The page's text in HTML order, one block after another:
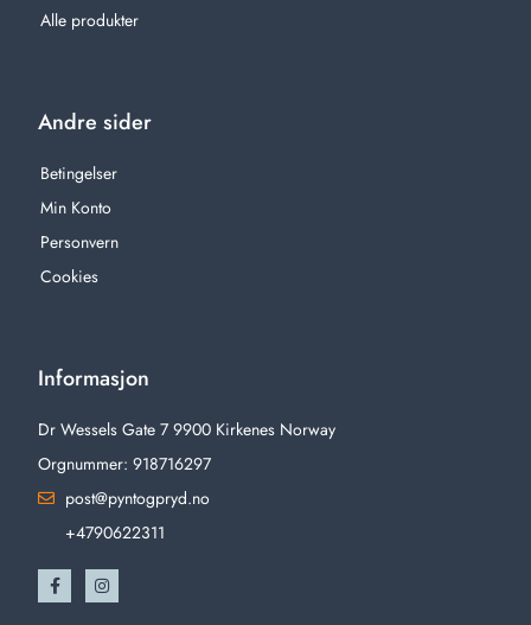
Alle produkter
Andre sider
Betingelser
Min Konto
Personvern
Cookies
Informasjon
Dr Wessels Gate 7 9900 Kirkenes Norway
Orgnummer: 918716297
post@pyntogpryd.no
+4790622311